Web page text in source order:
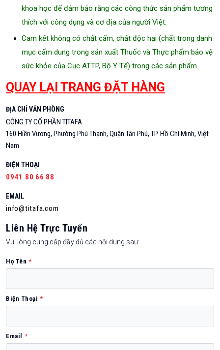
khoa học để đảm bảo rằng các công thức sản phẩm tương
thích với công dụng và cơ địa của người Việt.
Cam kết không có chất cấm, chất độc hại (chất trong danh
mục cấm dung trong sản xuất Thuốc và Thực phẩm bảo vệ
sức khỏe của Cục ATTP, Bộ Y Tế) trong các sản phẩm.
QUAY LẠI TRANG ĐẶT HÀNG
ĐỊA CHỈ VĂN PHÒNG
CÔNG TY CỔ PHẦN TITAFA
160 Hiền Vương, Phường Phú Thạnh, Quận Tân Phú, TP. Hồ Chí Minh, Việt
Nam
ĐIỆN THOẠI
0941 80 66 88
EMAIL
info@titafa.com
Liên Hệ Trực Tuyến
Vui lòng cung cấp đầy đủ các nội dung sau:
Họ Tên *
Điện Thoại *
Email *